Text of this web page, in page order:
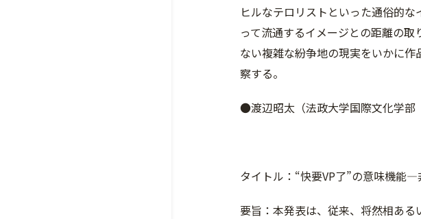
ヒルなテロリストといった通俗的
って流通するイメージとの距離の
ない複雑な紛争地の現実をいかに
察する。
●渡辺昭太（法政大学国際文化学部
タイトル：“快要VP了”の意味機能
要旨：本発表は、従来、将然相あ